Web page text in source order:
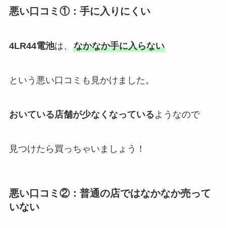
悪い口コミ①：手に入りにくい
4LR44電池は、 なかなか手に入らない
という悪い口コミも見かけました。
おいている店舗が少なくなっているようなので
見つけたら買っちゃいましょう！
悪い口コミ②：普通の店ではなかなか売って
いない